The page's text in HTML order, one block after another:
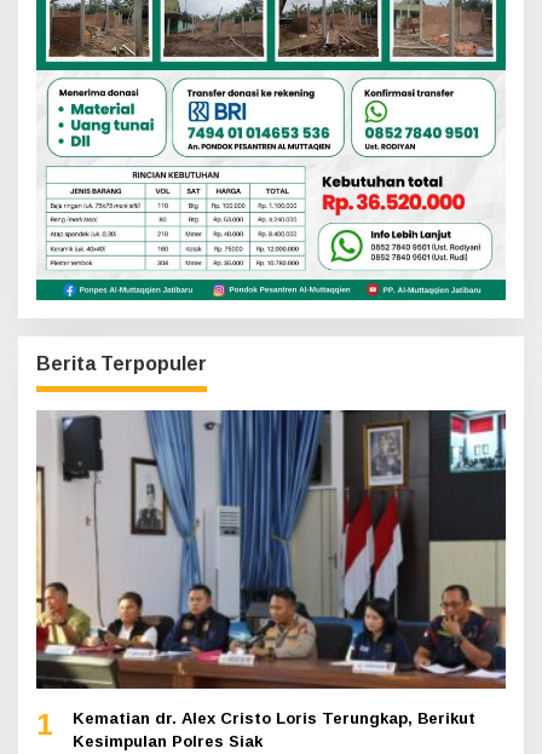
Berita Terpopuler
1
Kematian dr. Alex Cristo Loris Terungkap, Berikut
Kesimpulan Polres Siak